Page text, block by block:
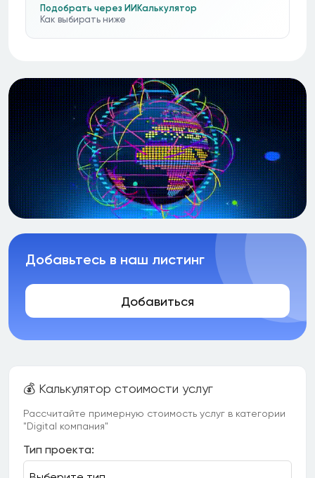
Подобрать через ИИ Калькулятор
Как выбирать ниже
Добавьтесь в наш листинг
Добавиться
💰 Калькулятор стоимости услуг
Рассчитайте примерную стоимость услуг в категории
"Digital компания"
Тип проекта: